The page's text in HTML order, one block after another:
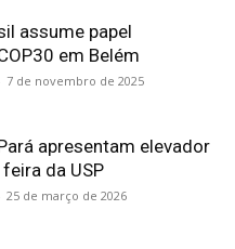
assume papel
em Belém
7 de novembro de 2025
apresentam elevador
da USP
25 de março de 2026